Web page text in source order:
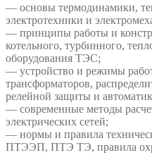
— основы термодинамики,
электротехники и
— принципы работы и
котельного, турбинного,
оборудования ТЭС;
— устройство и режимы
трансформаторов,
релейной защиты и
— современные методы
электрических сетей;
— нормы и правила
ПТЭЭП, ПТЭ ТЭ, правила